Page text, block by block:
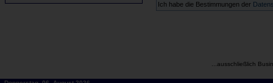
Ich habe die Bestimmungen der
...ausschließlich